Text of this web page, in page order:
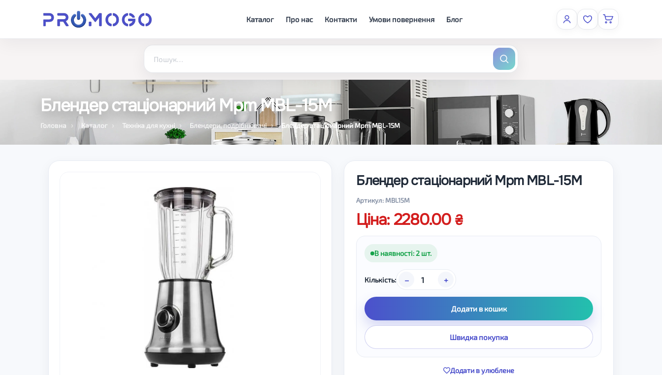
Каталог Про нас Контакти Умови повернення Блог
Блендер стаціонарний Mpm MBL-15M
Головна Каталог Техніка для кухні Блендери, подрібнювачі Блендер стаціонарний Mpm MBL-15M
Блендер стаціонарний Mpm MBL-15M
Артикул: MBL15M
Ціна: 2280.00
В наявності: 2 шт.
Кількість: – +
Додати в кошик
Швидка покупка
Додати в улюблене